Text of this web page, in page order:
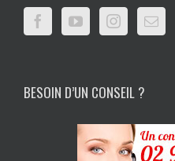
BESOIN D’UN CONSEIL ?